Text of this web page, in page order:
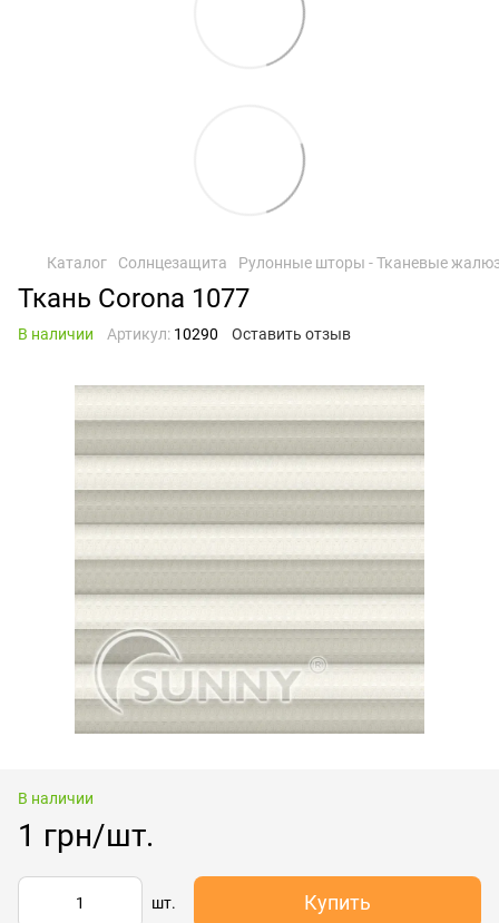
Каталог Солнцезащита Рулонные шторы - Тканевые
Ткань Corona 1077
В наличии Артикул: 10290 Оставить отзыв
В наличии
1 грн/шт.
шт. Купить